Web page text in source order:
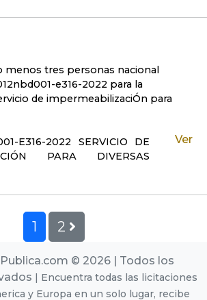
menos tres personas nacional
e316-2022 para la
de impermeabilizaciÓn para
E316-2022 SERVICIO DE
PARA DIVERSAS
Ver
1 2
© 2026 | Todos los
| Encuentra todas las licitaciones
y Europa en un solo lugar, recibe